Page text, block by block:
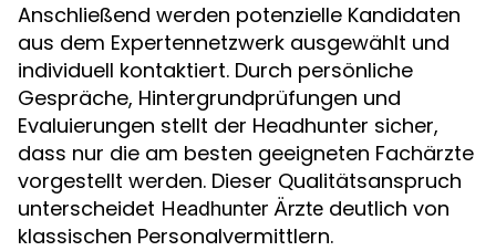
Anschließend werden potenzielle Kandidaten
aus dem Expertennetzwerk ausgewählt und
individuell kontaktiert. Durch persönliche
Gespräche, Hintergrundprüfungen und
Evaluierungen stellt der Headhunter sicher,
dass nur die am besten geeigneten Fachärzte
vorgestellt werden. Dieser Qualitätsanspruch
unterscheidet Headhunter Ärzte deutlich von
klassischen Personalvermittlern.